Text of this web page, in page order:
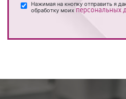
Нажимая на кнопку отправить я
обработку моих персональных